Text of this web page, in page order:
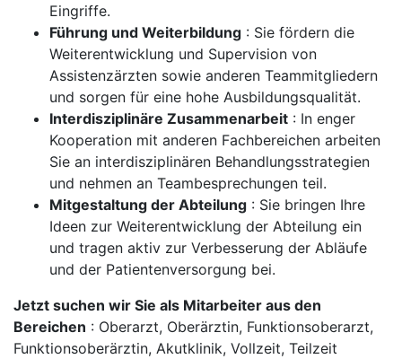
Eingriffe.
Führung und Weiterbildung : Sie fördern die
Weiterentwicklung und Supervision von
Assistenzärzten sowie anderen Teammitgliedern
und sorgen für eine hohe Ausbildungsqualität.
Interdisziplinäre Zusammenarbeit : In enger
Kooperation mit anderen Fachbereichen arbeiten
Sie an interdisziplinären Behandlungsstrategien
und nehmen an Teambesprechungen teil.
Mitgestaltung der Abteilung : Sie bringen Ihre
Ideen zur Weiterentwicklung der Abteilung ein
und tragen aktiv zur Verbesserung der Abläufe
und der Patientenversorgung bei.
Jetzt suchen wir Sie als Mitarbeiter aus den
Bereichen : Oberarzt, Oberärztin, Funktionsoberarzt,
Funktionsoberärztin, Akutklinik, Vollzeit, Teilzeit